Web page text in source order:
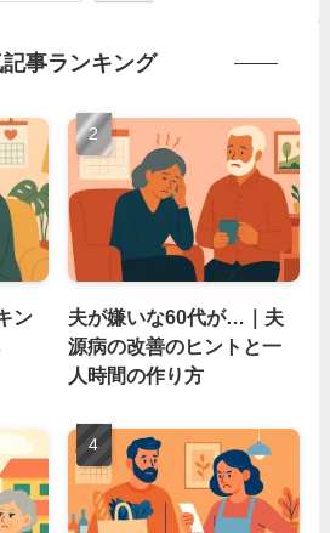
記事ランキング
ン
夫が嫌いな60代が…｜夫
源病の改善のヒントと一
人時間の作り方